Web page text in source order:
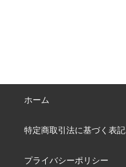
ホーム
特定商取引法に基づく表記
プライバシーポリシー